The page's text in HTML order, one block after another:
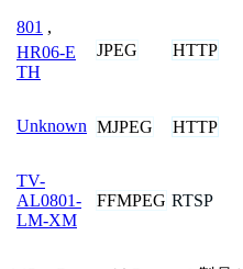
801 ,
HR06-E
TH
JPEG HTTP
Unknown MJPEG HTTP
TV-
AL0801-
LM-XM
FFMPEG RTSP